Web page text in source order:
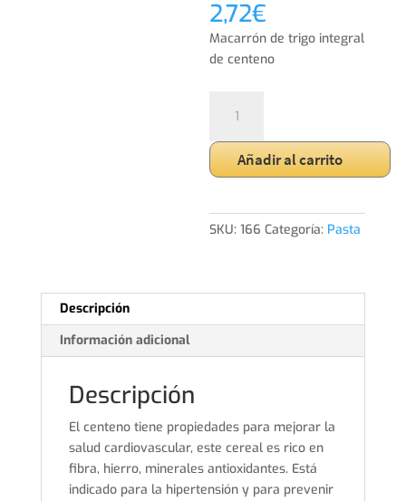
2,72€
Macarrón de trigo integral
de centeno
de
CentenoAñadir al carrito
SKU:166 Categoría: Pasta
Descripción
Información adicional
Descripción
El centeno tiene propiedades para mejorar la
salud cardiovascular, este cereal es rico en
fibra, hierro, minerales antioxidantes. Está
indicado para la hipertensión y para prevenir